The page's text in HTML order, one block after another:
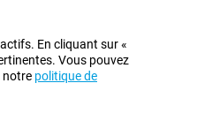
En cliquant sur «
Vous pouvez
notre politique de